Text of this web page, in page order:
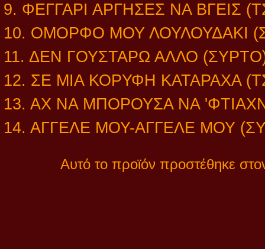
9. ΦΕΓΓΑΡΙ ΑΡΓΗΣΕΣ ΝΑ ΒΓΕΙΣ
10. ΟΜΟΡΦΟ ΜΟΥ ΛΟΥΛΟΥΔΑΚΙ
11. ΔΕΝ ΓΟΥΣΤΑΡΩ ΑΛΛΟ
12. ΣΕ ΜΙΑ ΚΟΡΥΦΗ ΚΑΤΑΡΑΧΑ
13. ΑΧ ΝΑ ΜΠΟΡΟΥΣΑ ΝΑ
14. ΑΓΓΕΛΕ ΜΟΥ-ΑΓΓΕΛΕ ΜΟΥ
Αυτό το προϊόν προστέθηκε